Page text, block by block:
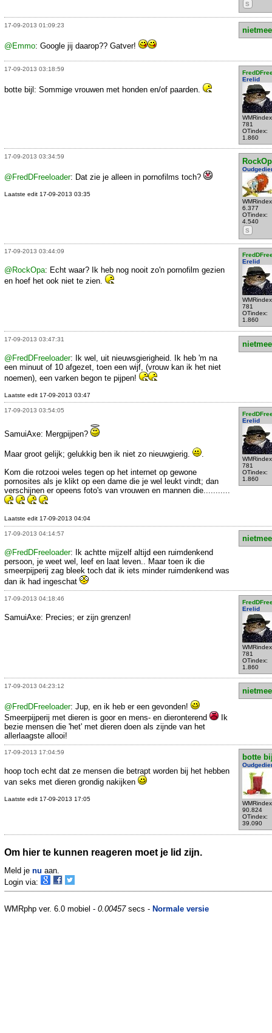
S
17-09-2013 01:09:23
@Emmo: Google jij daarop?? Gatver!
17-09-2013 03:18:59
Erelid
781
OTindex:
1.860
botte bijl: Sommige vrouwen met honden en/of paarden.
17-09-2013 03:34:59
6.377
OTindex:
4.540
S
@FredDFreeloader: Dat zie je alleen in pornofilms toch?
Laatste edit 17-09-2013 03:35
17-09-2013 03:44:09
Erelid
781
OTindex:
1.860
@RockOpa: Echt waar? Ik heb nog nooit zo'n pornofilm gezien
en hoef het ook niet te zien.
17-09-2013 03:47:31
@FredDFreeloader: Ik wel, uit nieuwsgierigheid. Ik heb 'm na
een minuut of 10 afgezet, toen een wijf, (vrouw kan ik het niet
noemen), een varken begon te pijpen!
Laatste edit 17-09-2013 03:47
17-09-2013 03:54:05
Erelid
781
OTindex:
1.860
SamuiAxe: Mergpijpen?
Maar groot gelijk; gelukkig ben ik niet zo nieuwgierig.
.
Kom die rotzooi weles tegen op het internet op gewone
pornosites als je klikt op een dame die je wel leukt vindt; dan
verschijnen er opeens foto's van vrouwen en mannen die...........
Laatste edit 17-09-2013 04:04
17-09-2013 04:14:57
@FredDFreeloader: Ik achtte mijzelf altijd een ruimdenkend
persoon, je weet wel, leef en laat leven.. Maar toen ik die
smeerpijperij zag bleek toch dat ik iets minder ruimdenkend was
dan ik had ingeschat
17-09-2013 04:18:46
Erelid
781
OTindex:
1.860
SamuiAxe: Precies; er zijn grenzen!
17-09-2013 04:23:12
@FredDFreeloader: Jup, en ik heb er een gevonden!
Smeerpijperij met dieren is goor en mens- en dieronterend
Ik
bezie mensen die 'het' met dieren doen als zijnde van het
allerlaagste allooi!
17-09-2013 17:04:59
botte
90.824
OTindex:
39.090
hoop toch echt dat ze mensen die betrapt worden bij het hebben
van seks met dieren grondig nakijken
Laatste edit 17-09-2013 17:05
Om hier te kunnen reageren moet je lid zijn.
Meld je nu aan.
Login via:
WMRphp ver. 6.0 mobiel - 0.00457secs - Normale versie